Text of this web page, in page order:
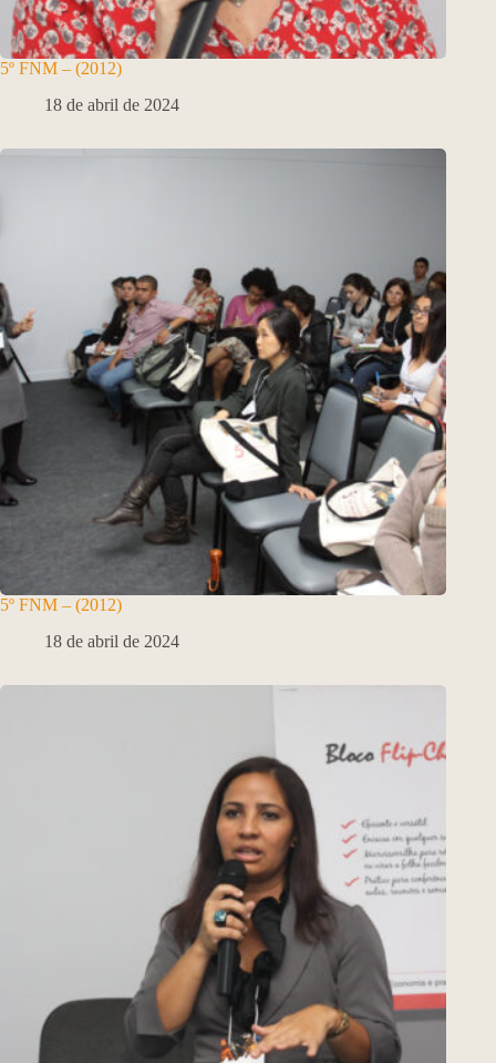
5º FNM – (2012)
18 de abril de 2024
5º FNM – (2012)
18 de abril de 2024